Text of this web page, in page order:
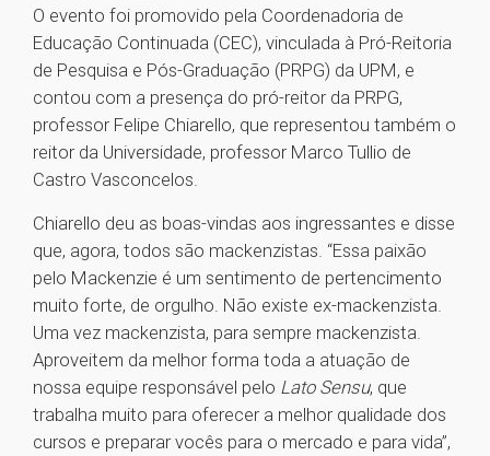
O evento foi promovido pela Coordenadoria de
Educação Continuada (CEC), vinculada à Pró-Reitoria
de Pesquisa e Pós-Graduação (PRPG) da UPM, e
contou com a presença do pró-reitor da PRPG,
professor Felipe Chiarello, que representou também o
reitor da Universidade, professor Marco Tullio de
Castro Vasconcelos.
Chiarello deu as boas-vindas aos ingressantes e disse
que, agora, todos são mackenzistas. “Essa paixão
pelo Mackenzie é um sentimento de pertencimento
muito forte, de orgulho. Não existe ex-mackenzista.
Uma vez mackenzista, para sempre mackenzista.
Aproveitem da melhor forma toda a atuação de
nossa equipe responsável pelo Lato Sensu, que
trabalha muito para oferecer a melhor qualidade dos
cursos e preparar vocês para o mercado e para vida”,